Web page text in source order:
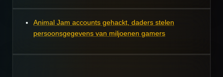
Animal Jam accounts gehackt, daders stelen
persoonsgegevens van miljoenen gamers